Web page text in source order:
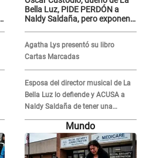
Bella Luz, PIDE PERDÓN a
Naldy Saldaña, pero exponen
grabar"
Agatha Lys presentó su libro
Cartas Marcadas
Esposa del director musical de La
Bella Luz lo defiende y ACUSA a
Naldy Saldaña de tener una
relación con él y otros integrantes
Mundo